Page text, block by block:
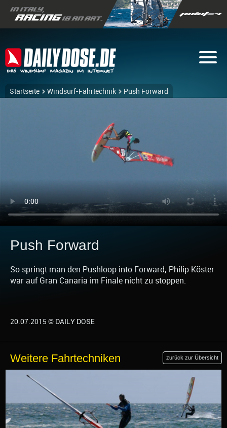
Startseite Windsurf-Fahrtechnik Push Forward
Push Forward
So springt man den Pushloop into Forward, Philip Köster
war auf Gran Canaria im Finale nicht zu stoppen.
20.07.2015 © DAILY DOSE
Weitere Fahrtechniken zurück zur Übersicht